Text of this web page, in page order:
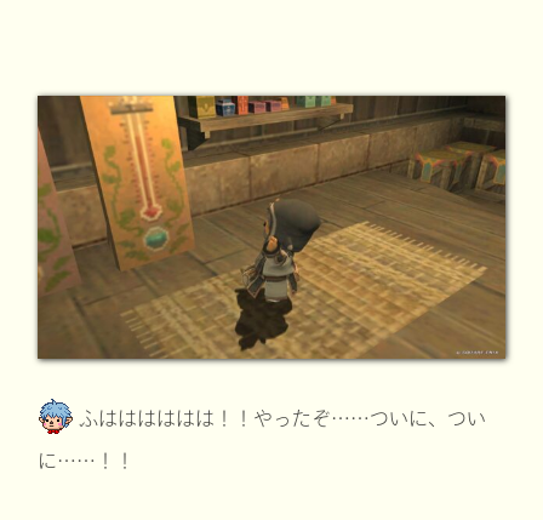
ふはははははは！！やったぞ……ついに、つい
に……！！